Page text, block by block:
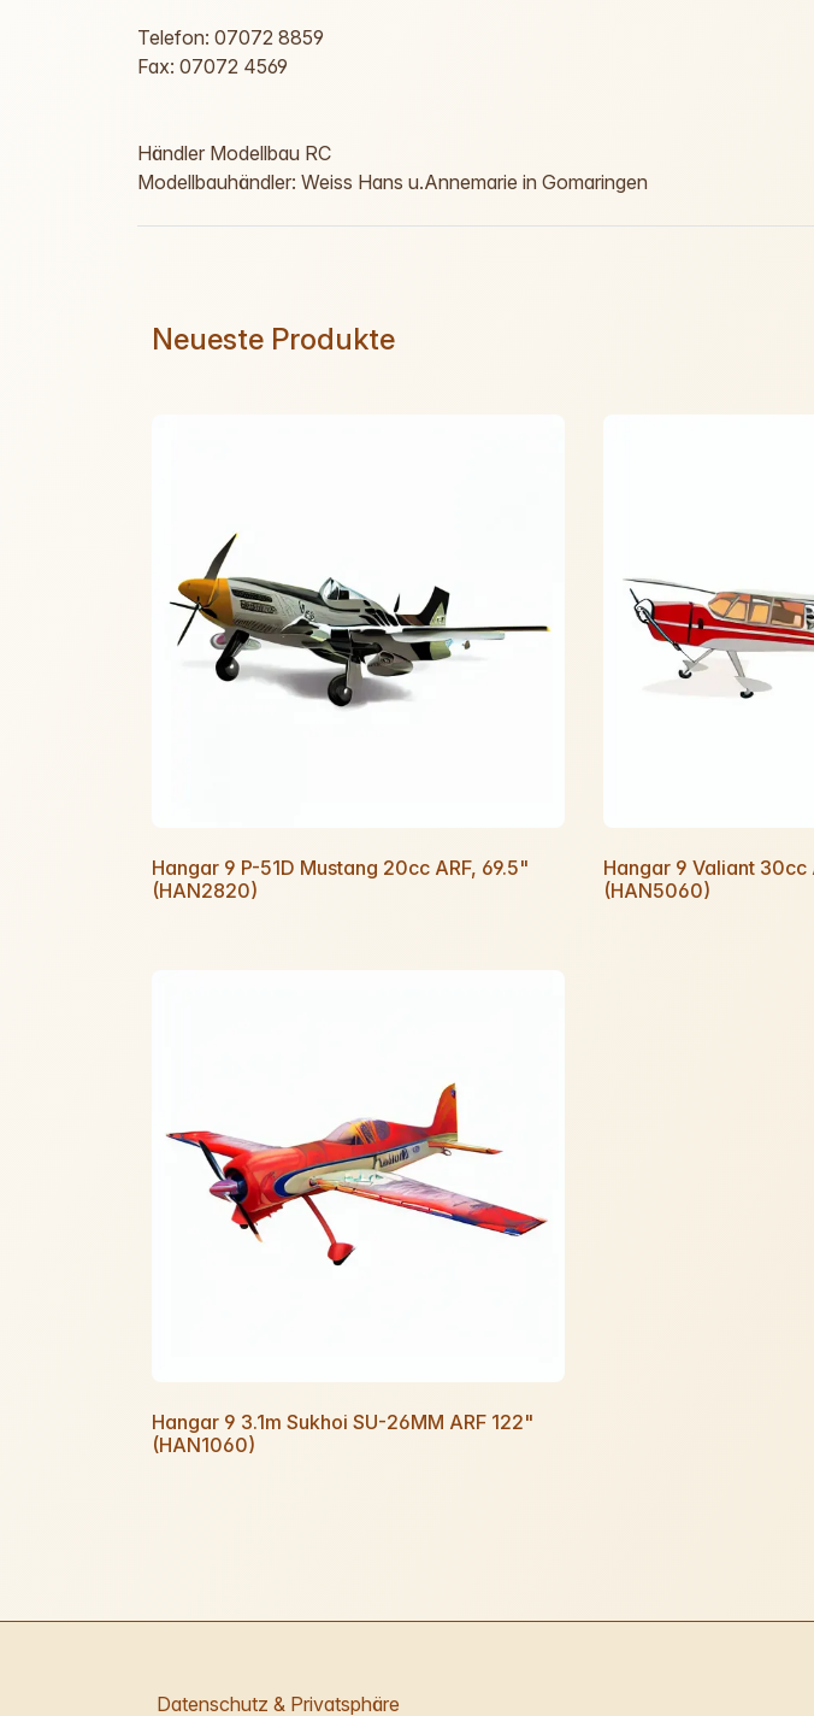
Telefon: 07072 8859
Fax: 07072 4569
Händler Modellbau RC
Modellbauhändler: Weiss Hans u.Annemarie in Gomaringen
Neueste Produkte
Hangar 9 P-51D Mustang 20cc ARF, 69.5"
(HAN2820)
Hangar 9 Valiant 30cc
(HAN5060)
Hangar 9 3.1m Sukhoi SU-26MM ARF 122"
(HAN1060)
Datenschutz & Privatsphäre